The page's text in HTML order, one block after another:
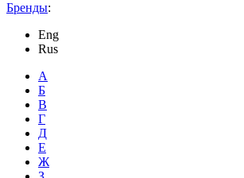
Бренды:
Eng
Rus
А
Б
В
Г
Д
Е
Ж